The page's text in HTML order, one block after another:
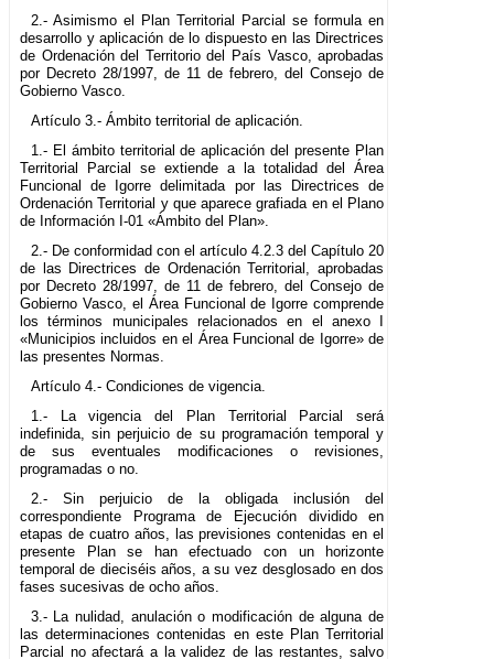
2.- Asimismo el Plan Territorial Parcial se formula en
desarrollo y aplicación de lo dispuesto en las Directrices
de Ordenación del Territorio del País Vasco, aprobadas
por Decreto 28/1997, de 11 de febrero, del Consejo de
Gobierno Vasco.
Artículo 3.- Ámbito territorial de aplicación.
1.- El ámbito territorial de aplicación del presente Plan
Territorial Parcial se extiende a la totalidad del Área
Funcional de Igorre delimitada por las Directrices de
Ordenación Territorial y que aparece grafiada en el Plano
de Información I-01 «Ámbito del Plan».
2.- De conformidad con el artículo 4.2.3 del Capítulo 20
de las Directrices de Ordenación Territorial, aprobadas
por Decreto 28/1997, de 11 de febrero, del Consejo de
Gobierno Vasco, el Área Funcional de Igorre comprende
los términos municipales relacionados en el anexo I
«Municipios incluidos en el Área Funcional de Igorre» de
las presentes Normas.
Artículo 4.- Condiciones de vigencia.
1.- La vigencia del Plan Territorial Parcial será
indefinida, sin perjuicio de su programación temporal y
de sus eventuales modificaciones o revisiones,
programadas o no.
2.- Sin perjuicio de la obligada inclusión del
correspondiente Programa de Ejecución dividido en
etapas de cuatro años, las previsiones contenidas en el
presente Plan se han efectuado con un horizonte
temporal de dieciséis años, a su vez desglosado en dos
fases sucesivas de ocho años.
3.- La nulidad, anulación o modificación de alguna de
las determinaciones contenidas en este Plan Territorial
Parcial no afectará a la validez de las restantes, salvo